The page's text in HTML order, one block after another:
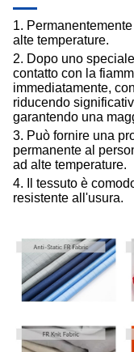
1.
alte temperature.
2. Dopo uno
contatto con la
immediatamente,
riducendo
garantendo una
3. Può fornire una
permanente al
ad alte temperature.
4. Il tessuto è
resistente all'usura.